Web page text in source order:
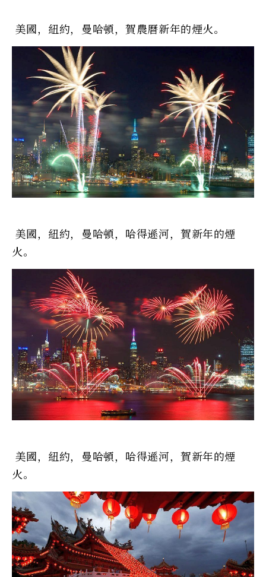
美國，紐約，曼哈頓，賀農曆新年的煙火。
美國，紐約，曼哈頓，哈得遜河，賀新年的煙
火。
美國，紐約，曼哈頓，哈得遜河，賀新年的煙
火。